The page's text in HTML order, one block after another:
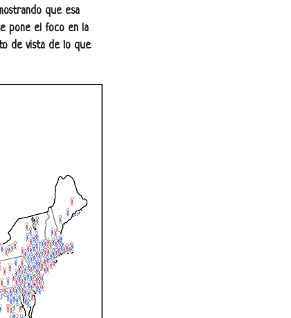
que esa
pone el foco en la
de vista de lo que